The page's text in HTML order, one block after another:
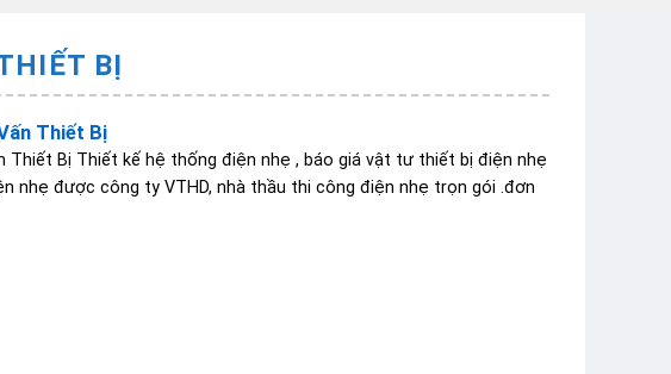
BỊ
Thiết Bị
Thiết Bị Thiết kế hệ thống điện nhẹ , báo giá vật tư thiết bị điện nhẹ
nhẹ được công ty VTHD, nhà thầu thi công điện nhẹ trọn gói .đơn